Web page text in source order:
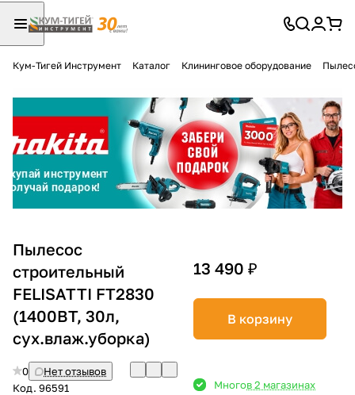
Кум-Тигей Инструмент Каталог Клининговое оборудование
Пылесос
строительный
FELISATTI FT2830
(1400ВТ, 30л,
сух.влаж.уборка)
0
Нет отзывов
Код. 96591
13 490 ₽
В корзину
Многов 2 магазинах
Разбейте
оплатуна части
без переплат
График платежей
Сегодня
25%
Добавляйте товары